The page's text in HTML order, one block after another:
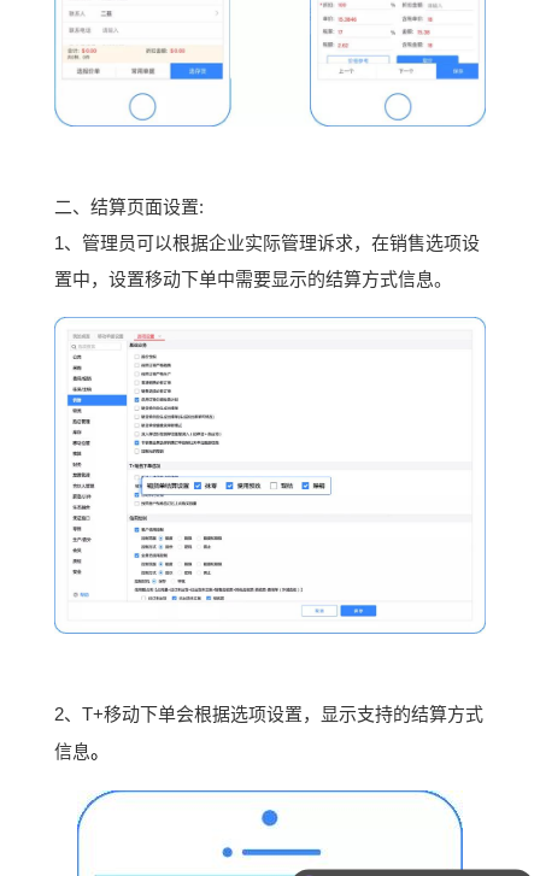
二、结算页面设置:
1、管理员可以根据企业实际管理诉求，在销售选项设
置中，设置移动下单中需要显示的结算方式信息。
2、T+移动下单会根据选项设置，显示支持的结算方式
信息。